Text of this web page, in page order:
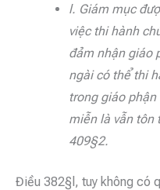
l. Giám mục
việc thi hành
đảm nhận giáo
ngài có thể thi
trong giáo
miễn là vẫn tôn
409§2.
Điều 382§l, tuy không có